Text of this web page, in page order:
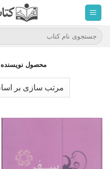
محتوا
برویدجستجو
برای:
محصول نویسنده